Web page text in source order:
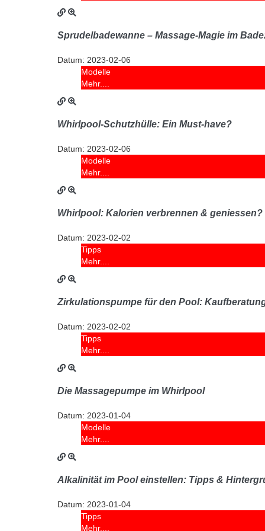
Sprudelbadewanne – Massage-Magie im
Datum: 2023-02-06
Modelle
Mehr....
Whirlpool-Schutzhülle: Ein Must-have?
Datum: 2023-02-06
Modelle
Mehr....
Whirlpool: Kalorien verbrennen & geniessen?
Datum: 2023-02-02
Tipps
Mehr....
Zirkulationspumpe für den Pool:
Datum: 2023-02-02
Tipps
Mehr....
Die Massagepumpe im Whirlpool
Datum: 2023-01-04
Modelle
Mehr....
Alkalinität im Pool einstellen: Tipps &
Datum: 2023-01-04
Tipps
Mehr....